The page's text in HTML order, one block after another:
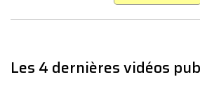
Les 4 dernières vidéos